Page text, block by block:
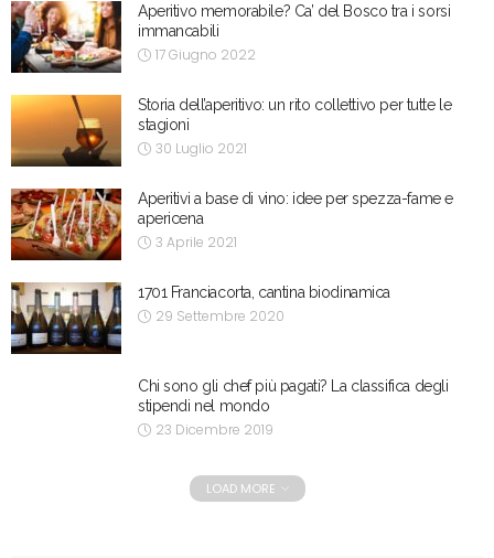
Aperitivo memorabile? Ca’ del Bosco tra i sorsi
immancabili
17 Giugno 2022
Storia dell’aperitivo: un rito collettivo per tutte le
stagioni
30 Luglio 2021
Aperitivi a base di vino: idee per spezza-fame e
apericena
3 Aprile 2021
1701 Franciacorta, cantina biodinamica
29 Settembre 2020
Chi sono gli chef più pagati? La classifica degli
stipendi nel mondo
23 Dicembre 2019
LOAD MORE